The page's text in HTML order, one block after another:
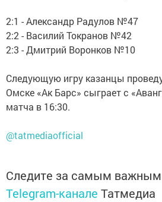
2:1 - Александр Радулов №47
2:2 - Василий Токранов №42
2:3 - Дмитрий Воронков №10
Следующую игру казанцы
Омске «Ак Барс» сыграет с
матча в 16:30.
@tatmediaofficial
Следите за самым
Telegram-канале Татмедиа